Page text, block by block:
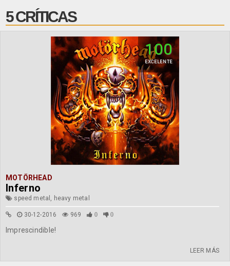
5 CRÍTICAS
100
EXCELENTE
MOTÖRHEAD
Inferno
speed metal, heavy metal
30-12-2016 969 0 0
Imprescindible!
LEER MÁS